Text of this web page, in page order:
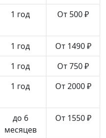
1 год От 500 ₽
1 год
От 1490 ₽
1 год
От 750 ₽
1 год От 2000 ₽
до 6
месяцев
От 1550 ₽